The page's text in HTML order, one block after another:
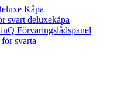
Kåpa
svart deluxekåpa
Förvaringslådspanel
svarta